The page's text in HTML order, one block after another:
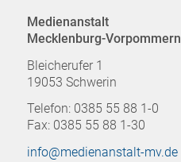
Medienanstalt
Mecklenburg-Vorpommern
Bleicherufer 1
19053 Schwerin
Telefon: 0385 55 88 1-0
Fax: 0385 55 88 1-30
info@medienanstalt-mv.de